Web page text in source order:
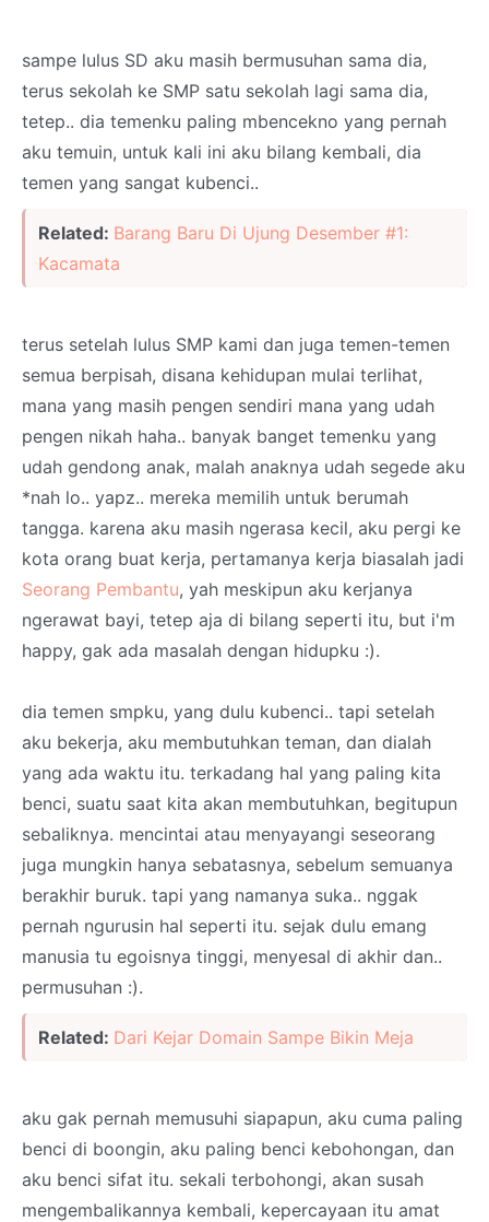
sampe lulus SD aku masih bermusuhan sama dia,
terus sekolah ke SMP satu sekolah lagi sama dia,
tetep.. dia temenku paling mbencekno yang pernah
aku temuin, untuk kali ini aku bilang kembali, dia
temen yang sangat kubenci..
Related: Barang Baru Di Ujung Desember #1:
Kacamata
terus setelah lulus SMP kami dan juga temen-temen
semua berpisah, disana kehidupan mulai terlihat,
mana yang masih pengen sendiri mana yang udah
pengen nikah haha.. banyak banget temenku yang
udah gendong anak, malah anaknya udah segede aku
*nah lo.. yapz.. mereka memilih untuk berumah
tangga. karena aku masih ngerasa kecil, aku pergi ke
kota orang buat kerja, pertamanya kerja biasalah jadi
Seorang Pembantu, yah meskipun aku kerjanya
ngerawat bayi, tetep aja di bilang seperti itu, but i'm
happy, gak ada masalah dengan hidupku :).
dia temen smpku, yang dulu kubenci.. tapi setelah
aku bekerja, aku membutuhkan teman, dan dialah
yang ada waktu itu. terkadang hal yang paling kita
benci, suatu saat kita akan membutuhkan, begitupun
sebaliknya. mencintai atau menyayangi seseorang
juga mungkin hanya sebatasnya, sebelum semuanya
berakhir buruk. tapi yang namanya suka.. nggak
pernah ngurusin hal seperti itu. sejak dulu emang
manusia tu egoisnya tinggi, menyesal di akhir dan..
permusuhan :).
Related: Dari Kejar Domain Sampe Bikin Meja
aku gak pernah memusuhi siapapun, aku cuma paling
benci di boongin, aku paling benci kebohongan, dan
aku benci sifat itu. sekali terbohongi, akan susah
mengembalikannya kembali, kepercayaan itu amat